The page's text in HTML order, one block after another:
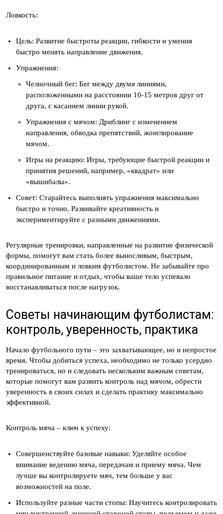
Ловкость:
Цель: Развитие быстроты реакции, гибкости и умения
быстро менять направление движения.
Упражнения:
Челночный бег: Бег между двумя линиями,
расположенными на расстоянии 10-15 метров друг от
друга, с касанием линии рукой.
Упражнения с мячом: Дриблинг с изменением
направления, обводка препятствий, жонглирование
мячом.
Игры на реакцию: Игры, требующие быстрой реакции и
принятия решений, например, «квадрат» или
«вышибалы».
Совет: Старайтесь выполнять упражнения максимально
быстро и точно. Развивайте креативность и
экспериментируйте с разными движениями.
Регулярные тренировки, направленные на развитие физической
формы, помогут вам стать более выносливым, быстрым,
координированным и ловким футболистом. Не забывайте про
правильное питание и отдых, чтобы ваше тело успевало
восстанавливаться после нагрузок.
Советы начинающим футболистам:
контроль, уверенность, практика
Начало футбольного пути – это захватывающее, но и непростое
время. Чтобы добиться успеха, необходимо не только усердно
тренироваться, но и следовать нескольким важным советам,
которые помогут вам развить контроль над мячом, обрести
уверенность в своих силах и сделать практику максимально
эффективной.
Контроль мяча – ключ к успеху:
Совершенствуйте базовые навыки: Уделяйте особое
внимание ведению мяча, передачам и приему мяча. Чем
лучше вы контролируете мяч, тем больше у вас
возможностей на поле.
Используйте разные части стопы: Научитесь контролировать